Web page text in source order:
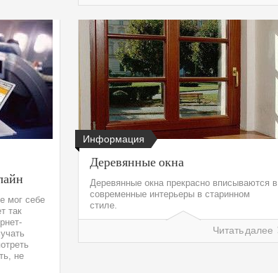
мог себе
так
не
Информация
Деревянные окна
Деревянные окна прекрасно вписываются в
современные интерьеры в старинном
стиле.
Читать далее